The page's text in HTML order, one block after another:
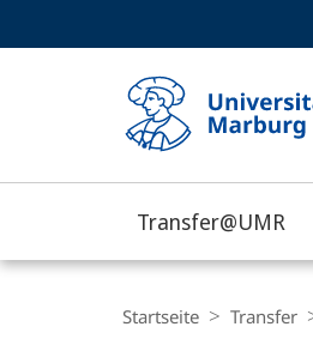
Philipps-
Universität
Marburg
Transfer@UMR
Navigation
Startseite Transfer